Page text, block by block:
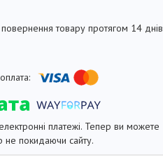
повернення товару протягом 14 днів
платежі. Тепер ви можете
не покидаючи сайту.